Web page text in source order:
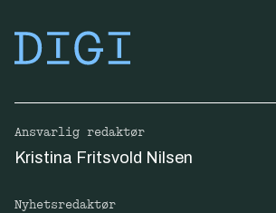
Ansvarlig redaktør
Kristina Fritsvold Nilsen
Nyhetsredaktør